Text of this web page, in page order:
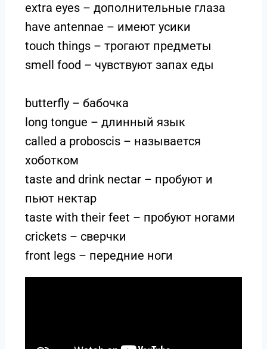
extra eyes – дополнительные глаза
have antennae – имеют усики
touch things – трогают предметы
smell food – чувствуют запах еды
butterfly – бабочка
long tongue – длинный язык
called a proboscis – называется
хоботком
taste and drink nectar – пробуют и
пьют нектар
taste with their feet – пробуют ногами
crickets – сверчки
front legs – передние ноги